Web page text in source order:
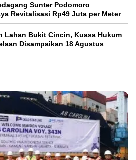
Sunter Podomoro
Revitalisasi Rp49 Juta per Meter
Lahan Bukit Cincin, Kuasa Hukum
Disampaikan 18 Agustus